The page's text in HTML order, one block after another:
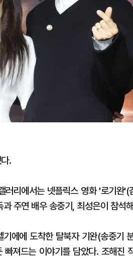
.
리에서는 넷플릭스 영화 '로기완'(
주연 배우 송중기, 최성은이 참석
에에 도착한 탈북자 기완(송중기
져드는 이야기를 담았다. 조해진